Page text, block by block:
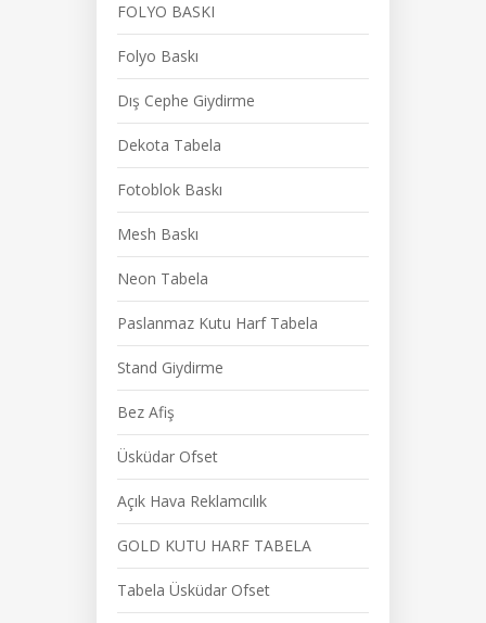
FOLYO BASKI
Folyo Baskı
Dış Cephe Giydirme
Dekota Tabela
Fotoblok Baskı
Mesh Baskı
Neon Tabela
Paslanmaz Kutu Harf Tabela
Stand Giydirme
Bez Afiş
Üsküdar Ofset
Açık Hava Reklamcılık
GOLD KUTU HARF TABELA
Tabela Üsküdar Ofset